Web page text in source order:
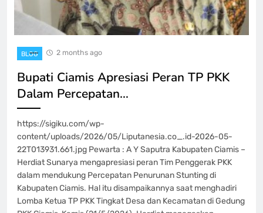
BLOG 2 months ago
Bupati Ciamis Apresiasi Peran TP PKK
Dalam Percepatan…
https://sigiku.com/wp-
content/uploads/2026/05/Liputanesia.co_.id-2026-05-
22T013931.661.jpg Pewarta : A Y Saputra Kabupaten Ciamis –
Herdiat Sunarya mengapresiasi peran Tim Penggerak PKK
dalam mendukung Percepatan Penurunan Stunting di
Kabupaten Ciamis. Hal itu disampaikannya saat menghadiri
Lomba Ketua TP PKK Tingkat Desa dan Kecamatan di Gedung